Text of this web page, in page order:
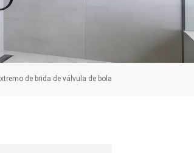
de brida de válvula de bola